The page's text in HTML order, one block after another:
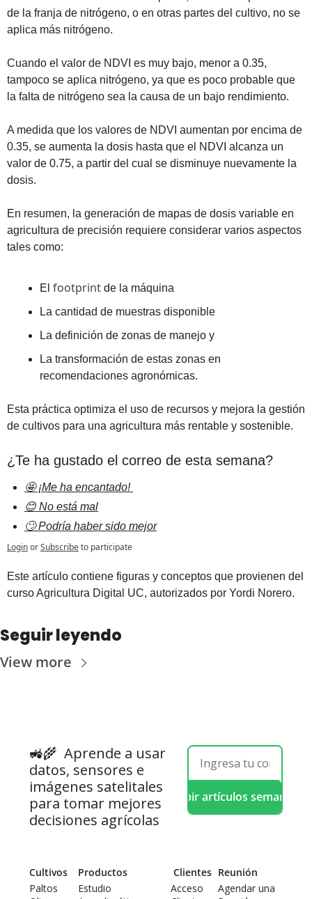
de la franja de nitrógeno, o en otras partes del cultivo, no se
aplica más nitrógeno.
Cuando el valor de NDVI es muy bajo, menor a 0.35,
tampoco se aplica nitrógeno, ya que es poco probable que
la falta de nitrógeno sea la causa de un bajo rendimiento.
A medida que los valores de NDVI aumentan por encima de
0.35, se aumenta la dosis hasta que el NDVI alcanza un
valor de 0.75, a partir del cual se disminuye nuevamente la
dosis.
En resumen, la generación de mapas de dosis variable en
agricultura de precisión requiere considerar varios aspectos
tales como:
El footprint de la máquina
La cantidad de muestras disponible
La definición de zonas de manejo y
La transformación de estas zonas en
recomendaciones agronómicas.
Esta práctica optimiza el uso de recursos y mejora la gestión
de cultivos para una agricultura más rentable y sostenible.
¿Te ha gustado el correo de esta semana?
🤩 ¡Me ha encantado!
😊 No está mal
🙄 Podría haber sido mejor
LoginorSubscribeto participate
Este artículo contiene figuras y conceptos que provienen del
curso Agricultura Digital UC, autorizados por Yordi Norero.
Seguir leyendo
View more
🚜🌾 Aprende a usar
datos, sensores e
imágenes satelitales
para tomar mejores
decisiones agrícolas
Recibir artículos semanales
Cultivos
Paltos
Productos
Estudio
Clientes
Acceso
Reunión
Agendar una